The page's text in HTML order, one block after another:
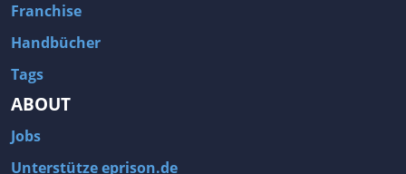
Franchise
Handbücher
Tags
ABOUT
Jobs
Unterstütze eprison.de